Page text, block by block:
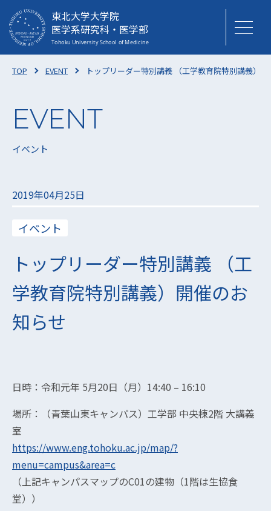
東北大学大学院
医学系研究科・医学部
TOP EVENT トップリーダー特別講義 （工学教育院特別講義）
イベント
2019年04月25日
イベント
トップリーダー特別講義 （工
学教育院特別講義）開催のお
知らせ
日時：令和元年 5月20日（月）14:40 – 16:10
場所：（青葉山東キャンパス）工学部 中央棟2階 大講義
室
https://www.eng.tohoku.ac.jp/map/?
menu=campus&area=c
（上記キャンパスマップのC01の建物（1階は生協食
堂））